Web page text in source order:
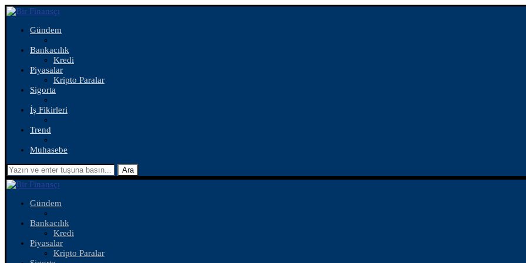
Gündem
Bankacılık
Kredi
Piyasalar
Kripto Paralar
Sigorta
İş Fikirleri
Trend
Muhasebe
Ara
Gündem
Bankacılık
Kredi
Piyasalar
Kripto Paralar